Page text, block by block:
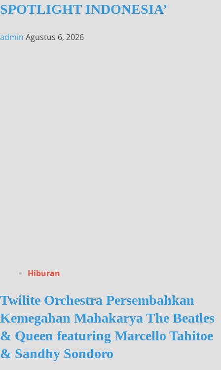
SPOTLIGHT INDONESIA’
admin Agustus 6, 2026
Hiburan
Twilite Orchestra Persembahkan
Kemegahan Mahakarya The Beatles
& Queen featuring Marcello Tahitoe
& Sandhy Sondoro